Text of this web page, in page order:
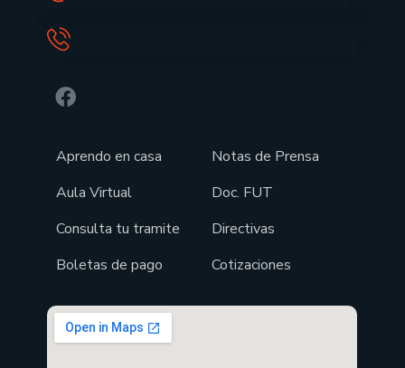
Aprendo en casa
Aula Virtual
Consulta tu tramite
Boletas de pago
Notas de Prensa
Doc. FUT
Directivas
Cotizaciones